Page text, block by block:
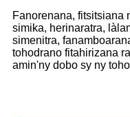
Fanorenana, fitsitsiana
simika, herinaratra,
simenitra,
tohodrano fitahirizana
amin'ny dobo sy ny